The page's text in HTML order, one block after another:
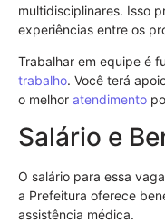
multidisciplinares. Isso
experiências entre os
Trabalhar em equipe é
trabalho. Você terá
o melhor atendimento
Salário e
O salário para essa
a Prefeitura oferece
assistência médica.